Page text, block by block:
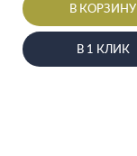
В КОРЗИНУ
В 1 КЛИК